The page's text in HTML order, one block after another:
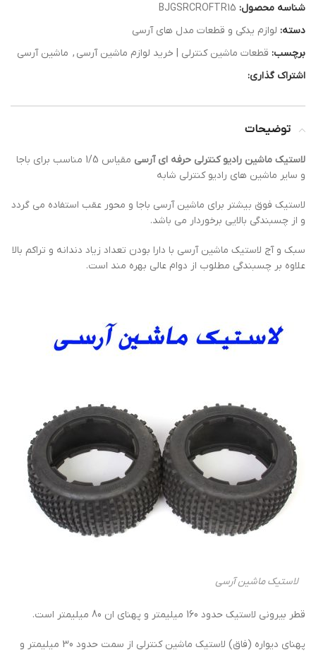
شناسه محصول: BJGSRCROFTR15
دسته: لوازم یدکی و قطعات مدل های آرسی
برچسب: قطعات ماشین کنترلی | خرید لوازم ماشین آرسی , ماشین آرسی
اشتراک گذاری:
توضیحات
لاستیک ماشین رادیو کنترلی حرفه ای آرسی
مقیاس 1/5 مناسب برای باجا
و سایر ماشین های رادیو کنترلی شابه
لاستیک فوق بیشتر برای ماشین آرسی باجا و محور عقب استفاده می گردد
و از چسبندگی بالایی برخوردار می باشد.
سبک و آج لاستیک ماشین آرسی با دارا بودن تعداد زیاد دندانه و تراکم بالا
علاوه بر چسبندگی مطلوب از دوام عالی بهره مند است.
لاستیک ماشین آرسی
قطر بیرونی لاستیک حدود 160 میلیمتر و پهنای ان 80 میلیمتر است.
پهنای دیواره (فاق) لاستیک ماشین کنترلی از سمت حدود 30 میلیمتر و